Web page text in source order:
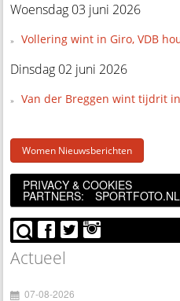
Woensdag 03 juni 2026
Vollering wint in Giro, VDB
Dinsdag 02 juni 2026
Van der Breggen wint tijdrit
Women Nieuwsberichten
PRIVACY & COOKIES
PARTNERS: SPORTFOTO.NL
Actueel
07-08-2026